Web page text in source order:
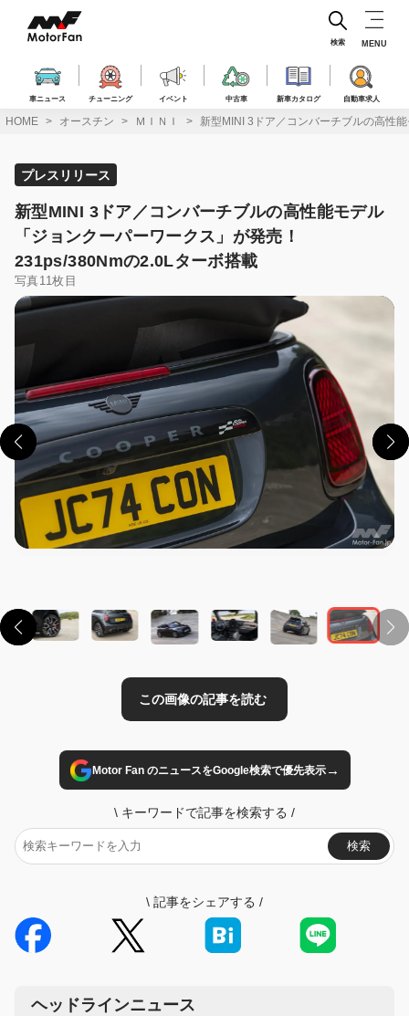
ス
車ニュース チューニング イベント 中古車 新車カタログ 自動車求人
検索 MENU
HOME オースチン ＭＩＮＩ 新型MINI 3ドア／コンバーチブルの高性
プレスリリース
新型MINI 3ドア／コンバーチブルの高性能モデル
「ジョンクーパーワークス」が発売！
231ps/380Nmの2.0Lターボ搭載
写真11枚目
Motor Fan のニュースをGoogle検索で優先表示→
\ キーワードで記事を検索する /
検索
\ 記事をシェアする /
ヘッドラインニュース